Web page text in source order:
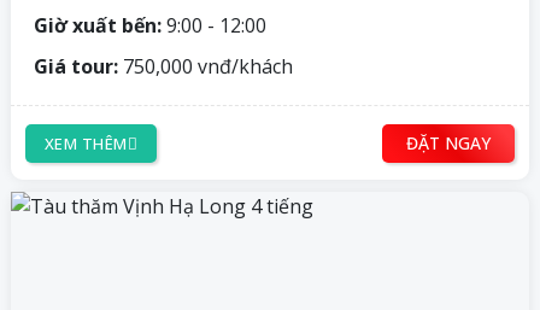
Giờ xuất bến:9:00 - 12:00
Giá tour: 750,000 vnđ/khách
XEM THÊM ĐẶT NGAY